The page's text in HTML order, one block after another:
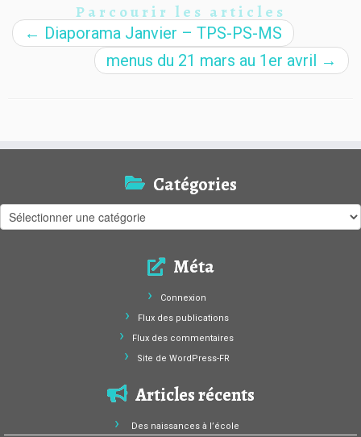
Parcourir les articles
← Diaporama Janvier – TPS-PS-MS
menus du 21 mars au 1er avril →
Catégories
Catégories
Méta
Connexion
Flux des publications
Flux des commentaires
Site de WordPress-FR
Articles récents
Des naissances à l’école